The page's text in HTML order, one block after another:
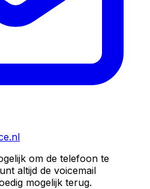
om de telefoon te
altijd de voicemail
mogelijk terug.